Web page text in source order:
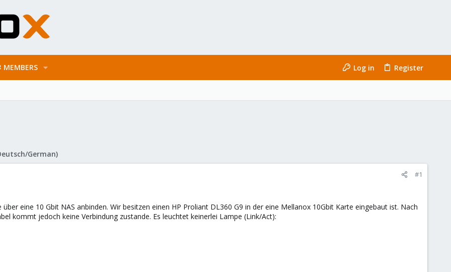
MEMBERS Log in Register
German)
#1
eine 10 Gbit NAS anbinden. Wir besitzen einen HP Proliant DL360 G9 in der eine Mellanox 10Gbit Karte eingebaut ist. Nach
kommt jedoch keine Verbindung zustande. Es leuchtet keinerlei Lampe (Link/Act):